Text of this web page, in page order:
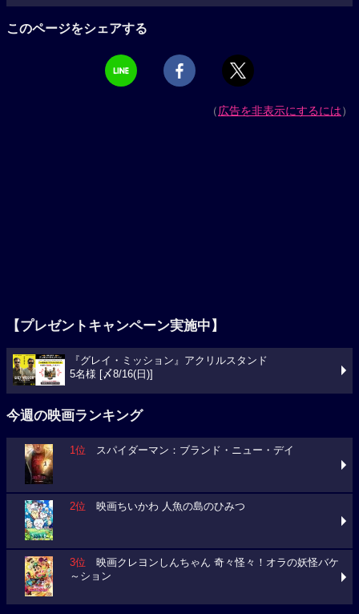
このページをシェアする
（広告を非表示にするには）
【プレゼントキャンペーン実施中】
『グレイ・ミッション』アクリルスタンド
5名様 [〆8/16(日)]
今週の映画ランキング
1位 スパイダーマン：ブランド・ニュー・デイ
2位 映画ちいかわ 人魚の島のひみつ
3位 映画クレヨンしんちゃん 奇々怪々！オラの妖怪バケ
～ション